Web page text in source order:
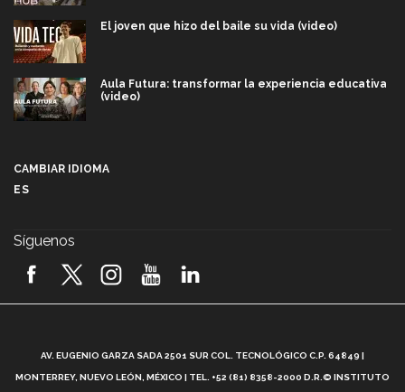
El joven que hizo del baile su vida (video)
Aula Futura: transformar la experiencia educativa
(video)
2026! (video)
¿Cómo es el Modelo Educativo Tec? (video)
CAMBIAR IDIOMA
ES
Síguenos
AV. EUGENIO GARZA SADA 2501 SUR COL. TECNOLÓGICO C.P. 64849 |
MONTERREY, NUEVO LEÓN, MÉXICO | TEL. +52 (81) 8358-2000 D.R.© INSTITUTO